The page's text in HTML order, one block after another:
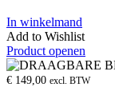
In winkelmand
Add to Wishlist
Product openen
€ 149,00 excl. BTW